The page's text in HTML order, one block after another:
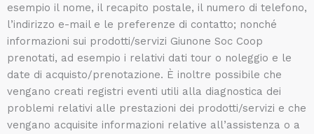
esempio il nome, il recapito postale, il numero di telefono,
l’indirizzo e-mail e le preferenze di contatto; nonché
informazioni sui prodotti/servizi Giunone Soc Coop
prenotati, ad esempio i relativi dati tour o noleggio e le
date di acquisto/prenotazione. È inoltre possibile che
vengano creati registri eventi utili alla diagnostica dei
problemi relativi alle prestazioni dei prodotti/servizi e che
vengano acquisite informazioni relative all’assistenza o a